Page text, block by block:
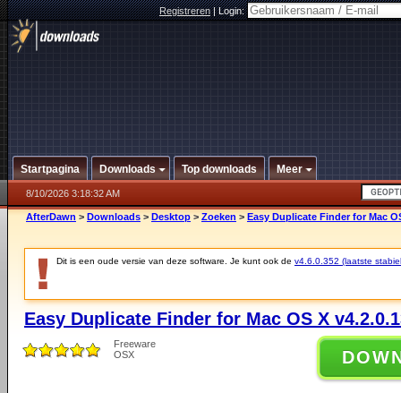
Registreren|Login:
Startpagina Downloads Top downloads Meer
8/10/2026 3:18:32 AM
AfterDawn > Downloads > Desktop > Zoeken > Easy Duplicate Finder for Mac
Dit is een oude versie van deze software. Je kunt ook de v4.6.0.352 (laatste
Easy Duplicate Finder for Mac OS X
Freeware
OSX